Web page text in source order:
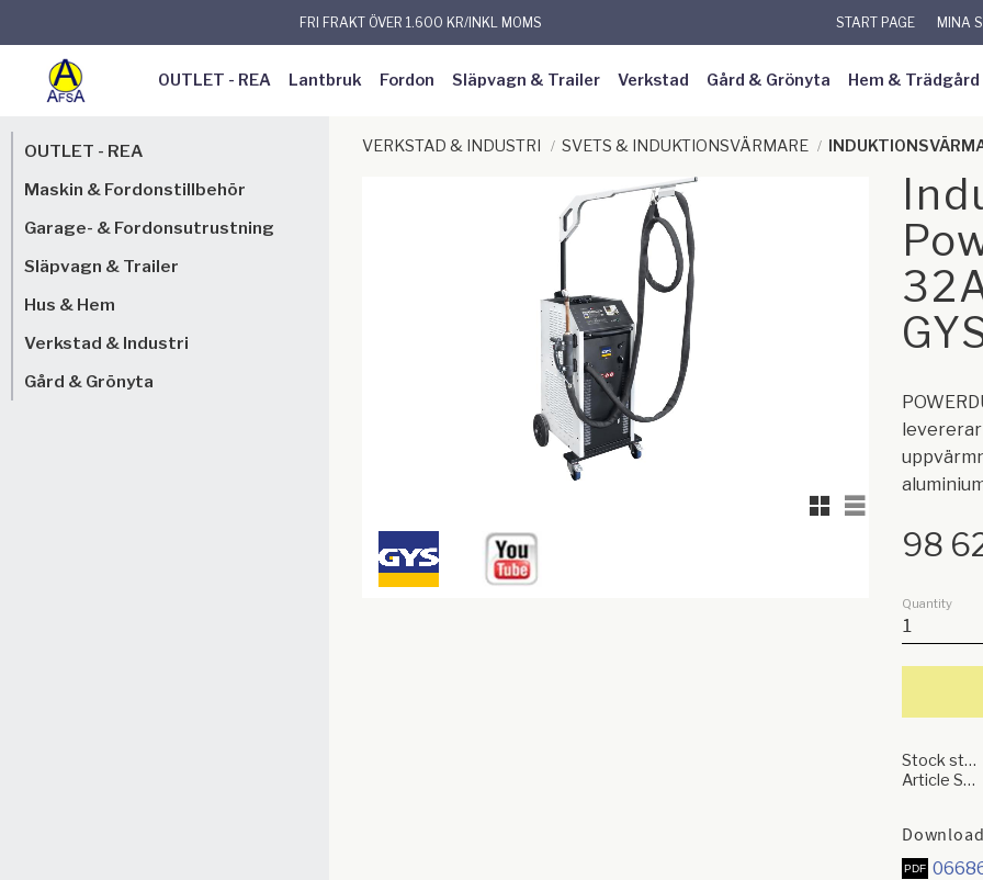
FRI FRAKT ÖVER 1.600 KR/INKL MOMS START PAGE MINA
OUTLET - REA Lantbruk Fordon Släpvagn & Trailer Verkstad Gård & Grönyta Hem & Trädgård
VERKSTAD & INDUSTRI SVETS & INDUKTIONSVÄRMARE
Grid viewList view
98
Quantity
Stock status
Article SKU
OUTLET - REA
Maskin & Fordonstillbehör
Garage- & Fordonsutrustning
Släpvagn & Trailer
Hus & Hem
Verkstad & Industri
Gård & Grönyta